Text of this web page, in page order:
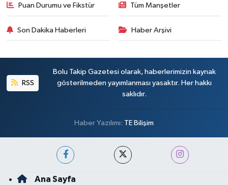
Puan Durumu ve Fikstür Tüm Manşetler
Son Dakika Haberleri Haber Arşivi
RSS
Bolu Takip Gazetesi olarak, haberlerimizin kaynak
gösterilmeden yayımlanması yasaktır. Her hakkı
saklıdır.
Haber Yazılımı: TE Bilişim
Ana Sayfa